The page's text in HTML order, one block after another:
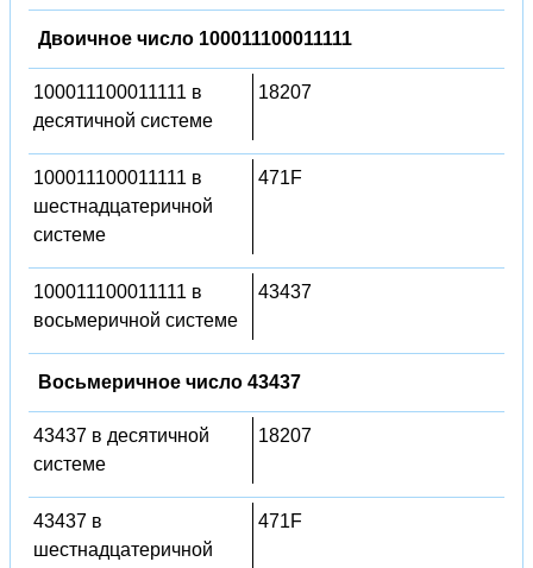
Двоичное число 100011100011111
100011100011111 в
десятичной системе
18207
100011100011111 в
шестнадцатеричной
системе
471F
100011100011111 в
восьмеричной системе
43437
Восьмеричное число 43437
43437 в десятичной
системе
18207
43437 в
шестнадцатеричной
471F